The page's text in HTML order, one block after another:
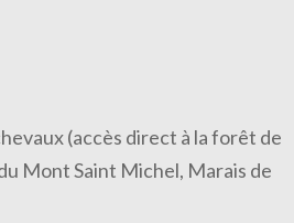
(accès direct à la forêt de
Mont Saint Michel, Marais de